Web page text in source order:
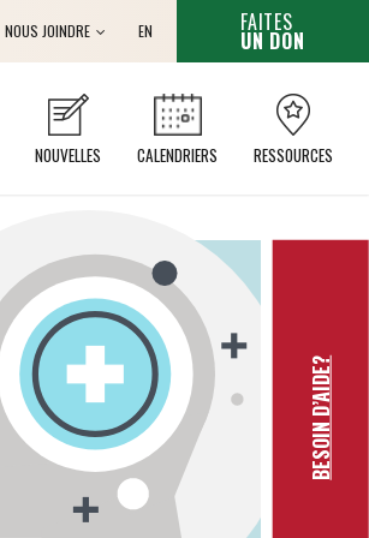
NOUS JOINDRE EN CET
FAITES
UN DON
NOUVELLES CALENDRIERS RESSOURCES
BESOIN D’AIDE?